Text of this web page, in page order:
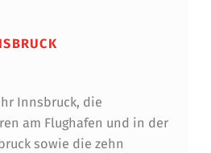
Innsbruck, die
am Flughafen und in der
sowie die zehn